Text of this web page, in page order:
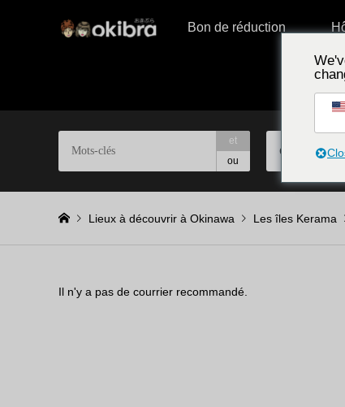
Bon de réduction
et
ou
Choisir par
Lieux à découvrir à Okinawa Les îles Kerama
Il n'y a pas de courrier recommandé.